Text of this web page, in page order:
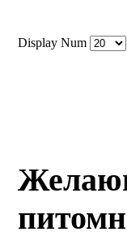
Display Num